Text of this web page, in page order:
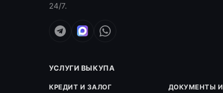
24/7.
УСЛУГИ ВЫКУПА
КРЕДИТ И ЗАЛОГ
ДОКУМЕНТЫ И